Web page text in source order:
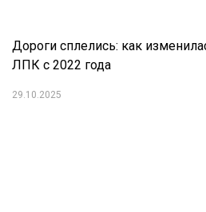
Дороги сплелись: как
ЛПК с 2022 года
29.10.2025